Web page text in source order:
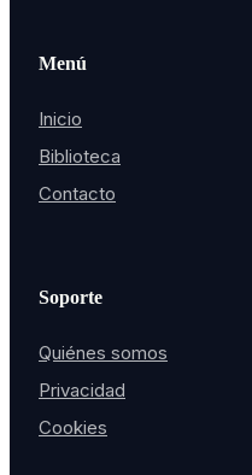
Menú
Inicio
Biblioteca
Contacto
Quiénes somos
Privacidad
Cookies